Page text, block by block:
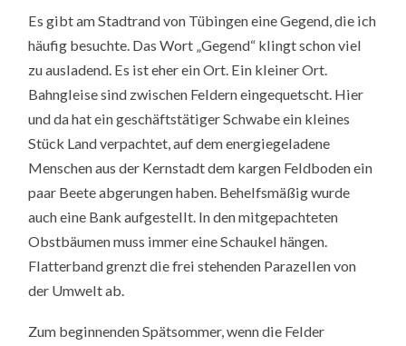
Es gibt am Stadtrand von Tübingen eine Gegend, die ich
häufig besuchte. Das Wort „Gegend“ klingt schon viel
zu ausladend. Es ist eher ein Ort. Ein kleiner Ort.
Bahngleise sind zwischen Feldern eingequetscht. Hier
und da hat ein geschäftstätiger Schwabe ein kleines
Stück Land verpachtet, auf dem energiegeladene
Menschen aus der Kernstadt dem kargen Feldboden ein
paar Beete abgerungen haben. Behelfsmäßig wurde
auch eine Bank aufgestellt. In den mitgepachteten
Obstbäumen muss immer eine Schaukel hängen.
Flatterband grenzt die frei stehenden Parazellen von
der Umwelt ab.
Zum beginnenden Spätsommer, wenn die Felder